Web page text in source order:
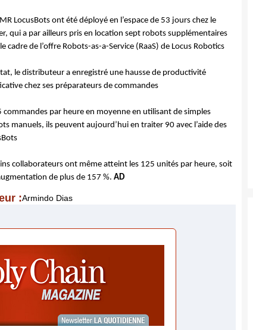
LocusBots ont été déployé en l’espace de 53 jours chez le
qui a par ailleurs pris en location sept robots supplémentaires
cadre de l’offre Robots-as-a-Service (RaaS) de Locus Robotics
le distributeur a enregistré une hausse de productivité
chez ses préparateurs de commandes
commandes par heure en moyenne en utilisant de simples
manuels, ils peuvent aujourd’hui en traiter 90 avec l’aide des
collaborateurs ont même atteint les 125 unités par heure, soit
de plus de 157 %. AD
:Armindo Dias